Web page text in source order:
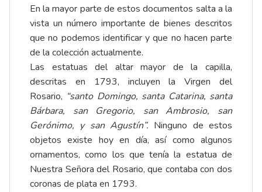
En la mayor parte de estos documentos salta a la
vista un número importante de bienes descritos
que no podemos identificar y que no hacen parte
de la colección actualmente.
Las estatuas del altar mayor de la capilla,
descritas en 1793, incluyen la Virgen del
Rosario, “santo Domingo, santa Catarina, santa
Bárbara, san Gregorio, san Ambrosio, san
Gerónimo, y san Agustín”. Ninguno de estos
objetos existe hoy en día, así como algunos
ornamentos, como los que tenía la estatua de
Nuestra Señora del Rosario, que contaba con dos
coronas de plata en 1793.